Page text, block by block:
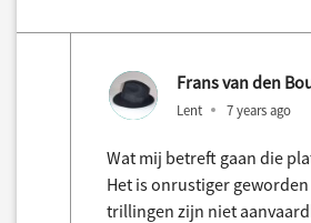
Frans van den
Lent 7 years ago
Wat mij betreft gaan die
Het is onrustiger
trillingen zijn niet